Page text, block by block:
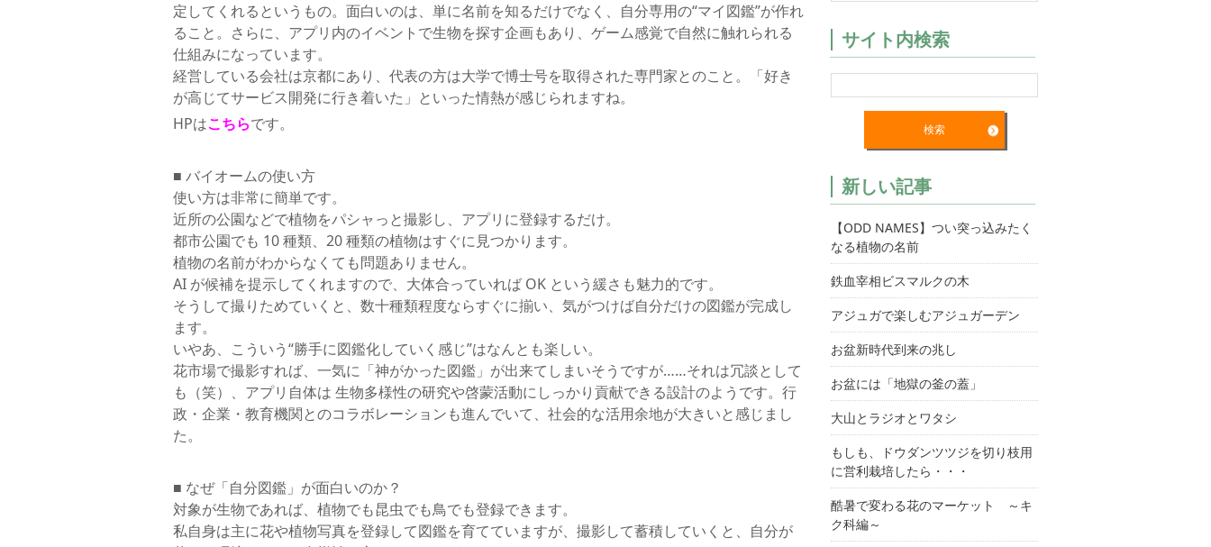
定してくれるというもの。面白いのは、単に名前を知るだけでなく、自分専用の“マイ図鑑”が作れ
ること。さらに、アプリ内のイベントで生物を探す企画もあり、ゲーム感覚で自然に触れられる
仕組みになっています。
経営している会社は京都にあり、代表の方は大学で博士号を取得された専門家とのこと。「好き
が高じてサービス開発に行き着いた」といった情熱が感じられますね。
HPはこちらです。
■ バイオームの使い方
使い方は非常に簡単です。
近所の公園などで植物をパシャっと撮影し、アプリに登録するだけ。
都市公園でも 10 種類、20 種類の植物はすぐに見つかります。
植物の名前がわからなくても問題ありません。
AI が候補を提示してくれますので、大体合っていれば OK という緩さも魅力的です。
そうして撮りためていくと、数十種類程度ならすぐに揃い、気がつけば自分だけの図鑑が完成し
ます。
いやあ、こういう“勝手に図鑑化していく感じ”はなんとも楽しい。
花市場で撮影すれば、一気に「神がかった図鑑」が出来てしまいそうですが……それは冗談として
も（笑）、アプリ自体は 生物多様性の研究や啓蒙活動にしっかり貢献できる設計のようです。行
政・企業・教育機関とのコラボレーションも進んでいて、社会的な活用余地が大きいと感じまし
た。
■ なぜ「自分図鑑」が面白いのか？
対象が生物であれば、植物でも昆虫でも鳥でも登録できます。
私自身は主に花や植物写真を登録して図鑑を育てていますが、撮影して蓄積していくと、自分が
サイト内検索
新しい記事
【ODD NAMES】つい突っ込みたく
なる植物の名前
鉄血宰相ビスマルクの木
アジュガで楽しむアジュガーデン
お盆新時代到来の兆し
お盆には「地獄の釜の蓋」
大山とラジオとワタシ
もしも、ドウダンツツジを切り枝用
に営利栽培したら・・・
酷暑で変わる花のマーケット ～キ
ク科編～